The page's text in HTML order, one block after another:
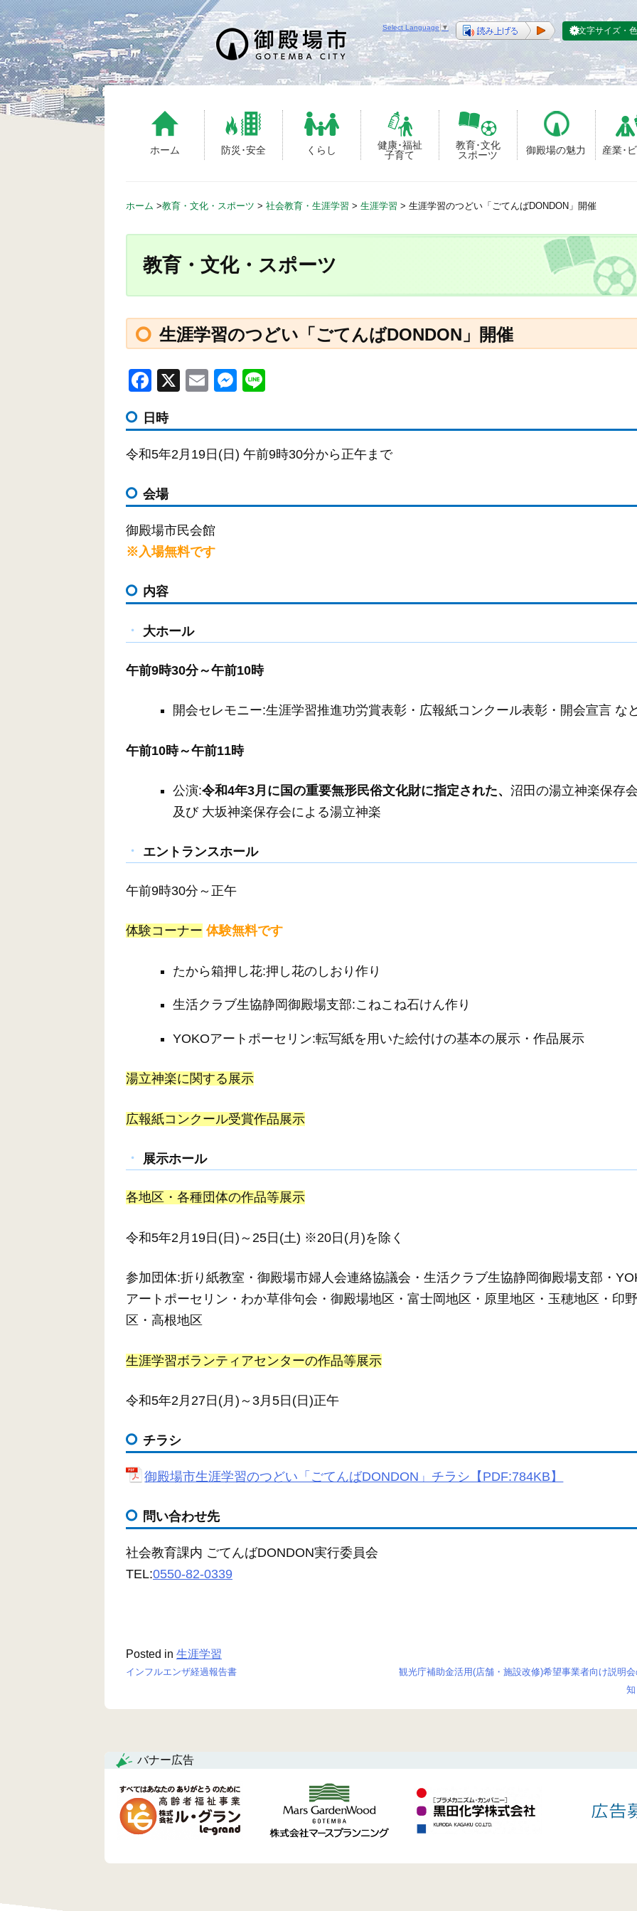
S
k
i
p
t
o
c
ホーム 防災･安全 くらし
健康･福祉
子育て
教育･文化
スポーツ
御殿場の魅力 産業･
Select Language ▼ 文字サイズ・
ホーム >教育・文化・スポーツ > 社会教育・生涯学習 > 生涯学習 > 生涯学習のつどい「ごてんばDONDON」開催
教育・文化・スポーツ
生涯学習のつどい「ごてんばDONDON」開催
F
c
e
o
k
X
E
ail
M
ss
e
e
日時
令和5年2月19日(日) 午前9時30分から正午まで
会場
御殿場市民会館
※入場無料です
内容
大ホール
午前9時30分～午前10時
開会セレモニー:生涯学習推進功労賞表彰・広報紙コンクール表彰・開会宣言 な
午前10時～午前11時
公演:令和4年3月に国の重要無形民俗文化財に指定された、沼田の湯立神楽保存
及び 大坂神楽保存会による湯立神楽
エントランスホール
午前9時30分～正午
体験コーナー 体験無料です
たから箱押し花:押し花のしおり作り
生活クラブ生協静岡御殿場支部:こねこね石けん作り
YOKOアートポーセリン:転写紙を用いた絵付けの基本の展示・作品展示
湯立神楽に関する展示
広報紙コンクール受賞作品展示
展示ホール
各地区・各種団体の作品等展示
令和5年2月19日(日)～25日(土) ※20日(月)を除く
参加団体:折り紙教室・御殿場市婦人会連絡協議会・生活クラブ生協静岡御殿場支部・
アートポーセリン・わか草俳句会・御殿場地区・富士岡地区・原里地区・玉穂地区・印
区・高根地区
生涯学習ボランティアセンターの作品等展示
令和5年2月27日(月)～3月5日(日)正午
チラシ
御殿場市生涯学習のつどい「ごてんばDONDON」チラシ【PDF:784KB】
問い合わせ先
社会教育課内 ごてんばDONDON実行委員会
TEL:0550-82-0339
Posted in 生涯学習
ビ
ゲ
ー
インフルエンザ経過報告書
観光庁補助金活用(店舗・施設改修)希望事業者向け説明
バナー広告